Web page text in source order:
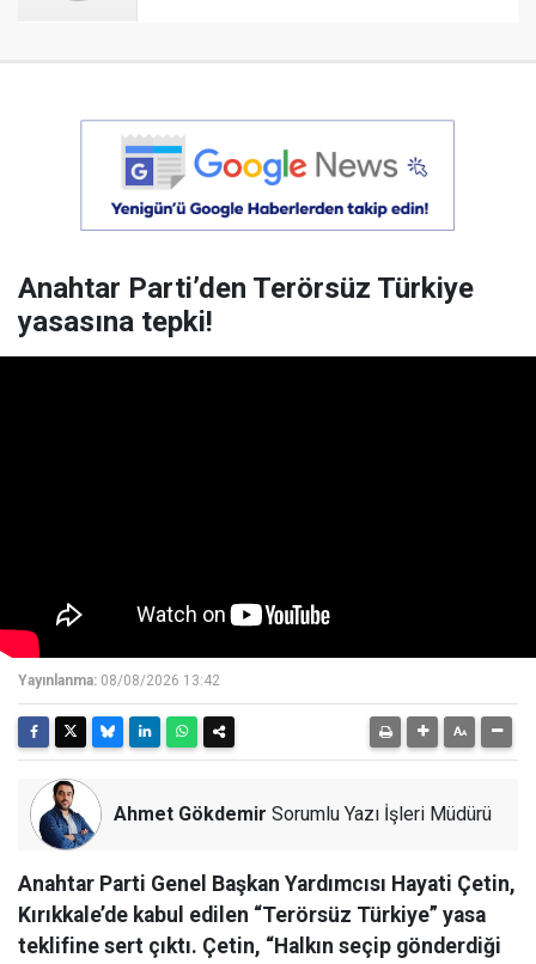
Anahtar Parti’den Terörsüz Türkiye
yasasına tepki!
Yayınlanma: 08/08/2026 13:42
Ahmet Gökdemir Sorumlu Yazı İşleri Müdürü
Anahtar Parti Genel Başkan Yardımcısı Hayati Çetin,
Kırıkkale’de kabul edilen “Terörsüz Türkiye” yasa
teklifine sert çıktı. Çetin, “Halkın seçip gönderdiği